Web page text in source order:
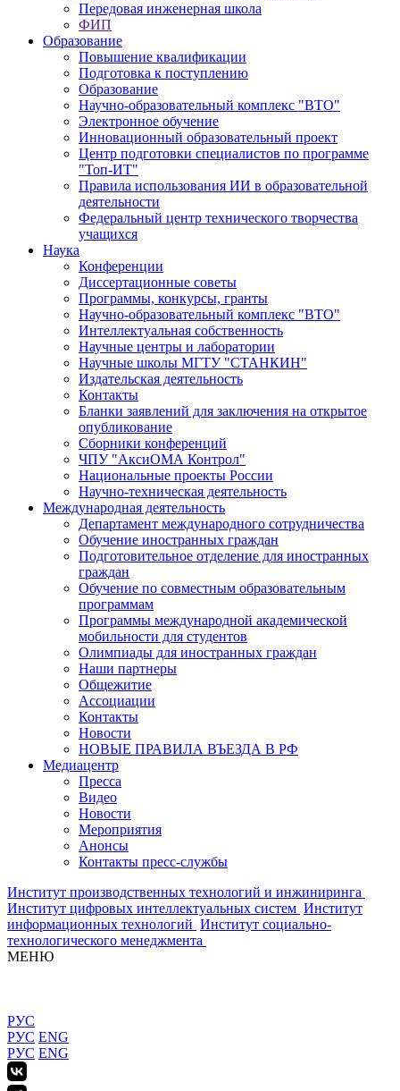
Передовая инженерная школа
ФИП
Образование
Повышение квалификации
Подготовка к поступлению
Образование
Научно-образовательный комплекс "ВТО"
Электронное обучение
Инновационный образовательный проект
Центр подготовки специалистов по программе
"Топ-ИТ"
Правила использования ИИ в образовательной
деятельности
Федеральный центр технического творчества
учащихся
Наука
Конференции
Диссертационные советы
Программы, конкурсы, гранты
Научно-образовательный комплекс "ВТО"
Интеллектуальная собственность
Научные центры и лаборатории
Научные школы МГТУ "СТАНКИН"
Издательская деятельность
Контакты
Бланки заявлений для заключения на открытое
опубликование
Сборники конференций
ЧПУ "АксиОМА Контрол"
Национальные проекты России
Научно-техническая деятельность
Международная деятельность
Департамент международного сотрудничества
Обучение иностранных граждан
Подготовительное отделение для иностранных
граждан
Обучение по совместным образовательным
программам
Программы международной академической
мобильности для студентов
Олимпиады для иностранных граждан
Наши партнеры
Общежитие
Ассоциации
Контакты
Новости
НОВЫЕ ПРАВИЛА ВЪЕЗДА В РФ
Медиацентр
Пресса
Видео
Новости
Мероприятия
Анонсы
Контакты пресс-службы
Институт производственных технологий и инжиниринга
Институт цифровых интеллектуальных систем Институт
информационных технологий Институт социально-
технологического менеджмента
МЕНЮ
РУС
РУС ENG
РУС ENG